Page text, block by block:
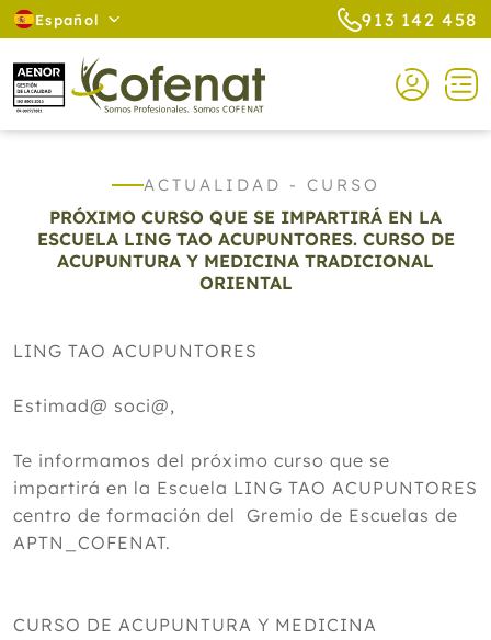
Español 913 142 458
ACTUALIDAD - CURSO
PRÓXIMO CURSO QUE SE IMPARTIRÁ EN LA
ESCUELA LING TAO ACUPUNTORES. CURSO DE
ACUPUNTURA Y MEDICINA TRADICIONAL
ORIENTAL
LING TAO ACUPUNTORES
Estimad@ soci@,
Te informamos del próximo curso que se
impartirá en la Escuela LING TAO ACUPUNTORES
centro de formación del Gremio de Escuelas de
APTN_COFENAT.
CURSO DE ACUPUNTURA Y MEDICINA